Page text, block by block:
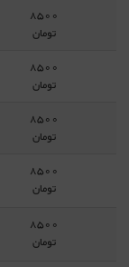
8500
تومان
8500
تومان
8500
تومان
8500
تومان
8500
تومان